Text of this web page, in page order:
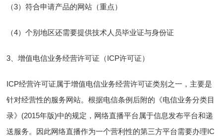
（3）符合申请产品的网站（重点）
（4）个别地区还需要提供技术人员毕业证与身份证
3、增值电信业务经营许可证（ICP许可证）
ICP经营许可证属于增值电信业务经营许可证类别之一，主要是
针对经营性的服务网站。根据电信条例后附的《电信业务分类目
录》(2015年版)中的规定，网络直播平台属于信息发布平台和递
送服务。因此网络直播作为一个营利性的第三方平台需要办理IC